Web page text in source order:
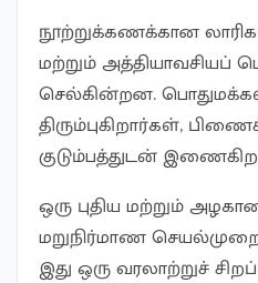
நூற்றுக்கணக்கான
மற்றும் அத்தியாவசியப்
செல்கின்றன.
திரும்புகிறார்கள்,
குடும்பத்துடன்
ஒரு புதிய மற்றும்
மறுநிர்மாண
இது ஒரு வரலாற்றுச்